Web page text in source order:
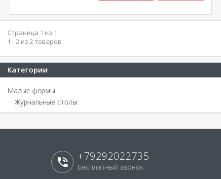
Страница 1 из 1
1 - 2 из 2 товаров
Категории
Малые формы
Журнальные столы
+79292022735
Бесплатный звонок